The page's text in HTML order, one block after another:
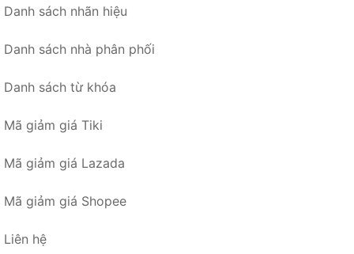
Danh sách nhãn hiệu
Danh sách nhà phân phối
Danh sách từ khóa
Mã giảm giá Tiki
Mã giảm giá Lazada
Mã giảm giá Shopee
Liên hệ